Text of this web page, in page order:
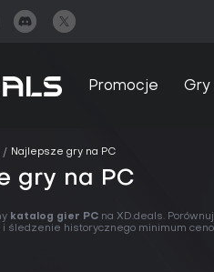
Promocje Gry
Najlepsze gry na PC
gry na PC
katalog gier PC na XD.deals.
i śledzenie historycznego minimum